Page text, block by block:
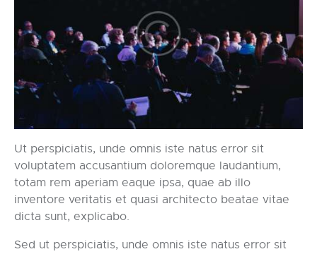
Ut perspiciatis, unde omnis iste natus error sit
voluptatem accusantium doloremque laudantium,
totam rem aperiam eaque ipsa, quae ab illo
inventore veritatis et quasi architecto beatae vitae
dicta sunt, explicabo.
Sed ut perspiciatis, unde omnis iste natus error sit